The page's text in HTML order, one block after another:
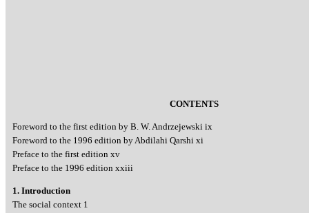
CONTENTS
Foreword to the first edition by B. W. Andrzejewski ix
Foreword to the 1996 edition by Abdilahi Qarshi xi
Preface to the first edition xv
Preface to the 1996 edition xxiii
1. Introduction
The social context 1